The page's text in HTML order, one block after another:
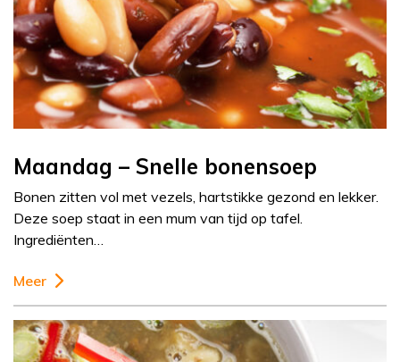
Maandag – Snelle bonensoep
Bonen zitten vol met vezels, hartstikke gezond en lekker.
Deze soep staat in een mum van tijd op tafel.
Ingrediënten…
Meer